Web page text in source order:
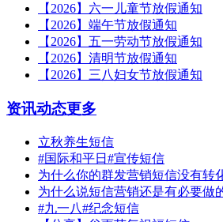
【2026】六一儿童节放假通知
【2026】端午节放假通知
【2026】五一劳动节放假通知
【2026】清明节放假通知
【2026】三八妇女节放假通知
资讯动态更多
立秋养生短信
#国际和平日#宣传短信
为什么你的群发营销短信没有转
为什么说短信营销还是有必要做
#九一八#纪念短信